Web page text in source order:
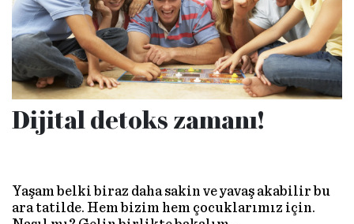
Dijital detoks zamanı!
Yaşam belki biraz daha sakin ve yavaş akabilir bu
ara tatilde. Hem bizim hem çocuklarımız için.